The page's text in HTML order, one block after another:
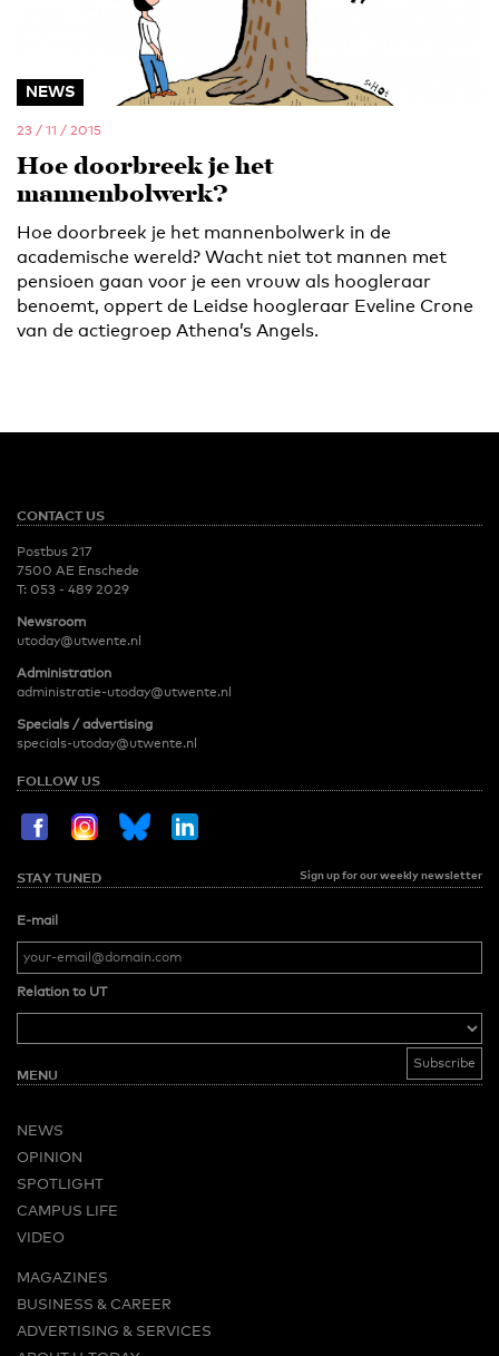
NEWS
23 / 11 / 2015
Hoe doorbreek je het
mannenbolwerk?
Hoe doorbreek je het mannenbolwerk in de
academische wereld? Wacht niet tot mannen met
pensioen gaan voor je een vrouw als hoogleraar
benoemt, oppert de Leidse hoogleraar Eveline Crone
van de actiegroep Athena’s Angels.
CONTACT US
Postbus 217
7500 AE Enschede
T: 053 - 489 2029
Newsroom
utoday@utwente.nl
Administration
administratie-utoday@utwente.nl
Specials / advertising
specials-utoday@utwente.nl
FOLLOW US
STAY TUNED Sign up for our weekly newsletter
E-mail
Relation to UT
MENU
NEWS
OPINION
SPOTLIGHT
CAMPUS LIFE
VIDEO
MAGAZINES
BUSINESS & CAREER
ADVERTISING & SERVICES